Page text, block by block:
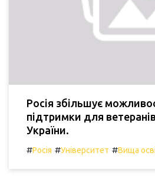
Росія збільшує
підтримки для
України.
#Росія #Університет #Вища